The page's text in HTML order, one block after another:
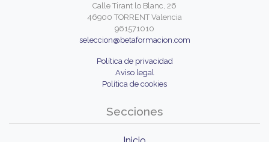
Calle Tirant lo Blanc, 26
46900 TORRENT Valencia
961571010
seleccion@betaformacion.com
Política de privacidad
Aviso legal
Política de cookies
Secciones